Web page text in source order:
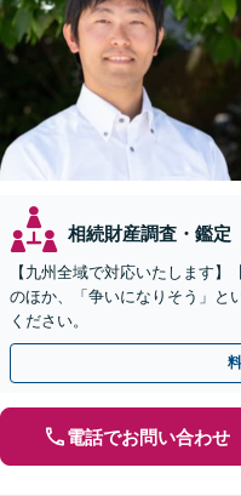
相続財産調査・鑑定
【九州全域で対応いたします
のほか、「争いになりそう」と
ください。
電話でお問い合わせ